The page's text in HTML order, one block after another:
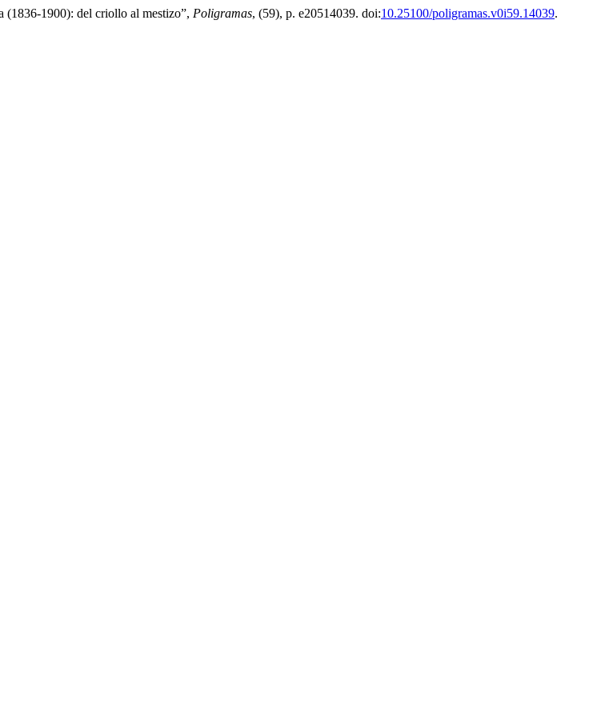
(1836-1900): del criollo al mestizo”, Poligramas, (59), p. e20514039. doi:10.25100/poligramas.v0i59.14039.